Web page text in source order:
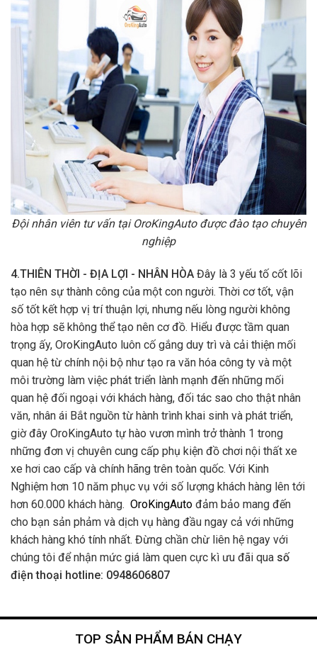
Đội nhân viên tư vấn tại OroKingAuto được đào tạo chuyên
nghiệp
4.THIÊN THỜI - ĐỊA LỢI - NHÂN HÒAĐây là 3 yếu tố cốt lõi
tạo nên sự thành công của một con người. Thời cơ tốt, vận
số tốt kết hợp vị trí thuận lợi, nhưng nếu lòng người không
hòa hợp sẽ không thể tạo nên cơ đồ. Hiểu được tầm quan
trọng ấy, OroKingAuto luôn cố gắng duy trì và cải thiện mối
quan hệ từ chính nội bộ như tạo ra văn hóa công ty và một
môi trường làm việc phát triển lành mạnh đến những mối
quan hệ đối ngoại với khách hàng, đối tác sao cho thật nhân
giờ đây OroKingAuto tự hào vươn mình trở thành 1 trong
những đơn vị chuyên cung cấp phụ kiện đồ chơi nội thất xe
xe hơi cao cấp và chính hãng trên toàn quốc. Với Kinh
Nghiệm hơn 10 năm phục vụ với số lượng khách hàng lên tới
hơn 60.000 khách hàng.OroKingAutođảm bảo mang đến
cho bạn sản phảm và dịch vụ hàng đầu ngay cả với những
khách hàng khó tính nhất. Đừng chần chừ liên hệ ngay với
chúng tôi để nhận mức giá làm quen cực kì ưu đãi qua số
điện thoại hotline: 0948606807
TOP SẢN PHẨM BÁN CHẠY
-10% -9%